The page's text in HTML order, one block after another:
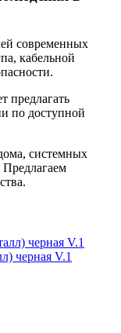
современных
кабельной
предлагать
по доступной
системных
черная V.1